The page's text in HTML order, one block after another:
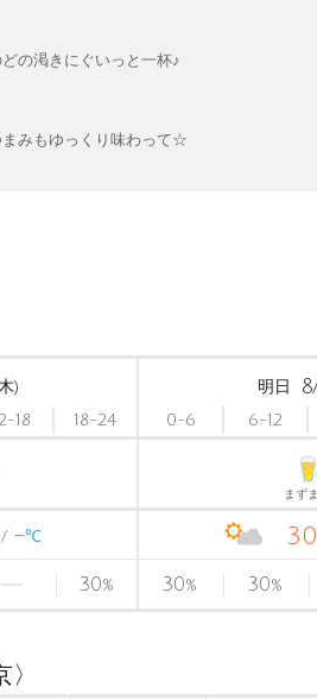
の渇きにぐいっと一杯♪
みもゆっくり味わって☆
)
18 18-24
明日
0-6
6-12
まず
-℃ 30
30% 30% 30%